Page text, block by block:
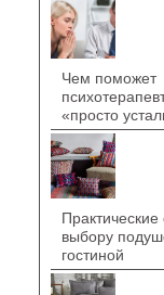
Чем поможет
«просто
выбору
гостиной